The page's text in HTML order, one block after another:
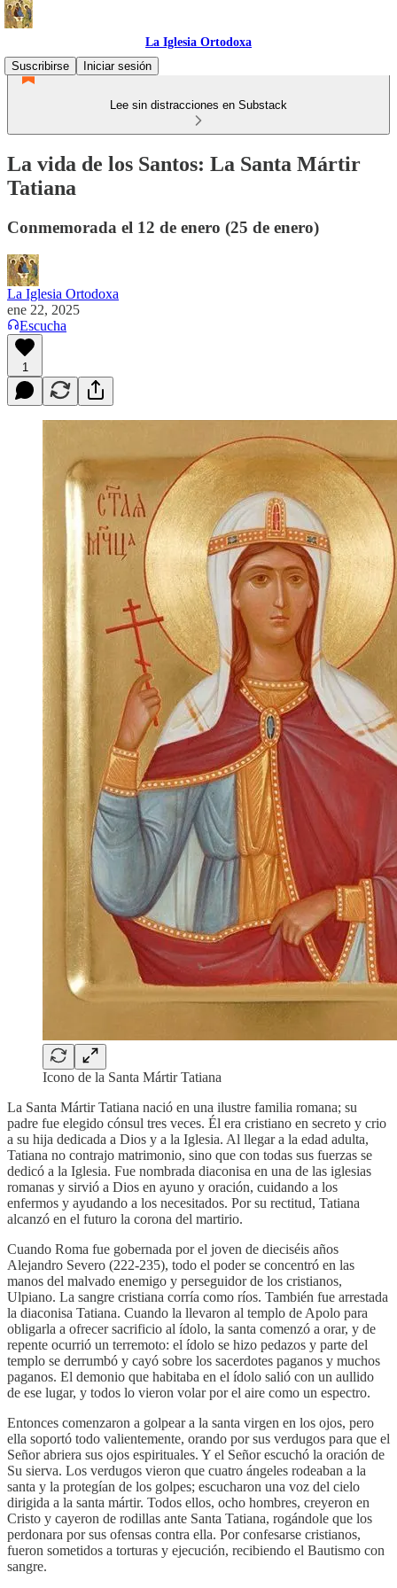
La Iglesia Ortodoxa
Suscribirse
Iniciar sesión
Lee sin distracciones en Substack
La vida de los Santos: La Santa Mártir
Tatiana
Conmemorada el 12 de enero (25 de enero)
La Iglesia Ortodoxa
ene 22, 2025
Escucha
1
Icono de la Santa Mártir Tatiana
La Santa Mártir Tatiana nació en una ilustre familia romana; su
padre fue elegido cónsul tres veces. Él era cristiano en secreto y crio
a su hija dedicada a Dios y a la Iglesia. Al llegar a la edad adulta,
Tatiana no contrajo matrimonio, sino que con todas sus fuerzas se
dedicó a la Iglesia. Fue nombrada diaconisa en una de las iglesias
romanas y sirvió a Dios en ayuno y oración, cuidando a los
enfermos y ayudando a los necesitados. Por su rectitud, Tatiana
alcanzó en el futuro la corona del martirio.
Cuando Roma fue gobernada por el joven de dieciséis años
Alejandro Severo (222‑235), todo el poder se concentró en las
manos del malvado enemigo y perseguidor de los cristianos,
Ulpiano. La sangre cristiana corría como ríos. También fue arrestada
la diaconisa Tatiana. Cuando la llevaron al templo de Apolo para
obligarla a ofrecer sacrificio al ídolo, la santa comenzó a orar, y de
repente ocurrió un terremoto: el ídolo se hizo pedazos y parte del
templo se derrumbó y cayó sobre los sacerdotes paganos y muchos
paganos. El demonio que habitaba en el ídolo salió con un aullido
de ese lugar, y todos lo vieron volar por el aire como un espectro.
Entonces comenzaron a golpear a la santa virgen en los ojos, pero
ella soportó todo valientemente, orando por sus verdugos para que el
Señor abriera sus ojos espirituales. Y el Señor escuchó la oración de
Su sierva. Los verdugos vieron que cuatro ángeles rodeaban a la
santa y la protegían de los golpes; escucharon una voz del cielo
dirigida a la santa mártir. Todos ellos, ocho hombres, creyeron en
Cristo y cayeron de rodillas ante Santa Tatiana, rogándole que los
perdonara por sus ofensas contra ella. Por confesarse cristianos,
fueron sometidos a torturas y ejecución, recibiendo el Bautismo con
sangre.